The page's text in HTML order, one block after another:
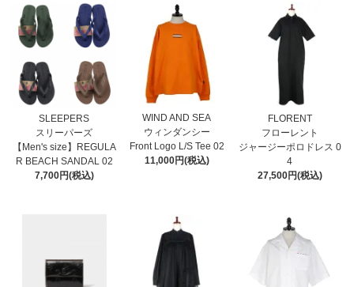
SLEEPERS
スリーパーズ
【Men's size】REGULA
R BEACH SANDAL 02
7,700円(税込)
WIND AND SEA
ウィンダンシー
Front Logo L/S Tee 02
11,000円(税込)
FLORENT
フローレント
ジャージーポロドレス 0
4
27,500円(税込)